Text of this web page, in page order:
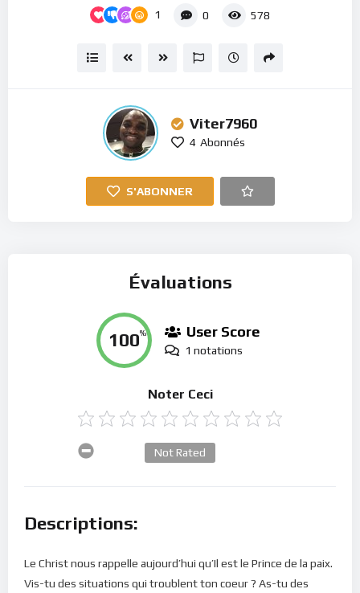
1 0 578
Viter7960
4 Abonnés
S'ABONNER
Évaluations
100% User Score
1 notations
Noter Ceci
Not Rated
Descriptions:
Le Christ nous rappelle aujourd’hui qu’Il est le Prince de la paix.
Vis-tu des situations qui troublent ton coeur ? As-tu des